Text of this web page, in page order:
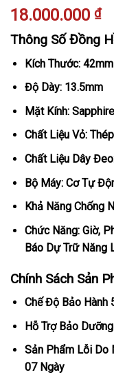
18.000.000 ₫
Thông Số Đồng
Kích Thước: 42mm
Độ Dày: 13.5mm
Mặt Kính:
Chất Liệu Vỏ:
Chất Liệu Dây
Bộ Máy: Cơ Tự
Khả Năng Chống
Chức Năng: Giờ,
Báo Dự Trữ Năng
Chính Sách Sản
Chế Độ Bảo Hành
Hỗ Trợ Bảo
Sản Phẩm Lỗi Do
07 Ngày